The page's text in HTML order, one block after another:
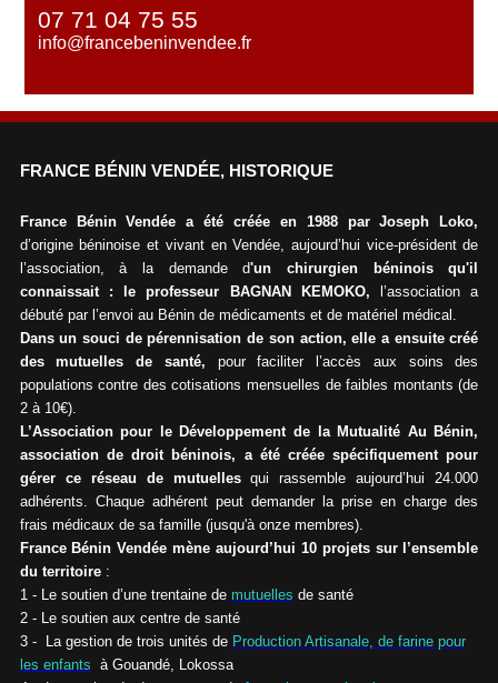
07 71 04 75 55
info@francebeninvendee.fr
FRANCE BÉNIN VENDÉE, HISTORIQUE
France Bénin Vendée a été créée en 1988 par Joseph Loko,
d’origine béninoise et vivant en Vendée, aujourd’hui vice-président de
l’association, à la demande d'un chirurgien béninois qu'il
connaissait : le professeur BAGNAN KEMOKO, l’association a
débuté par l’envoi au Bénin de médicaments et de matériel médical.
Dans un souci de pérennisation de son action, elle a ensuite créé
des mutuelles de santé, pour faciliter l’accès aux soins des
populations contre des cotisations mensuelles de faibles montants (de
2 à 10€).
L’Association pour le Développement de la Mutualité Au Bénin,
association de droit béninois, a été créée spécifiquement pour
gérer ce réseau de mutuellesqui rassemble aujourd’hui 24.000
adhérents. Chaque adhérent peut demander la prise en charge des
frais médicaux de sa famille (jusqu'à onze membres).
France Bénin Vendée mène aujourd’hui 10 projets sur l’ensemble
du territoire:
1 - Le soutien d’une trentaine de mutuelles de santé
2 - Le soutien aux centre de santé
3 - La gestion de trois unités de Production Artisanale, de farine pour
les enfants à Gouandé, Lokossa